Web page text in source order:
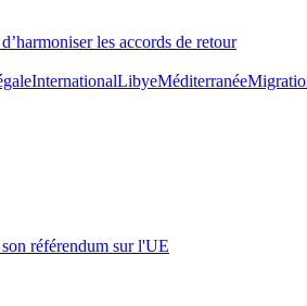
les accords de retour
InternationalLibyeMéditerranée
référendum sur l'UE